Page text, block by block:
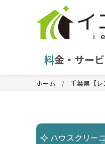
料金・サー
ホーム 千葉県【レ
ハウスクリー